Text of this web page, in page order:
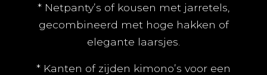
* Netpanty’s of kousen met jarretels,
gecombineerd met hoge hakken of
elegante laarsjes.
* Kanten of zijden kimono’s voor een